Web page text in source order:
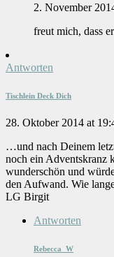
2. November
freut mich, dass
Antworten
Tischlein Deck Dich
28. Oktober 2014 at
…und nach Deinem
noch ein Adventskranz
wunderschön und
den Aufwand. Wie
LG Birgit
Antworten
Rebecca_W